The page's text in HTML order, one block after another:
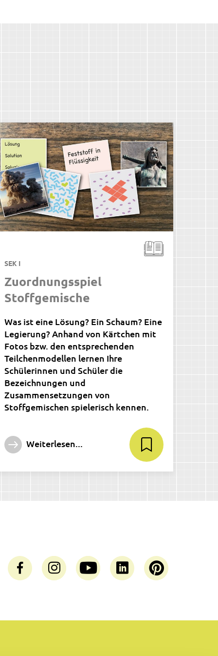
SEK I
Zuordnungsspiel
Stoffgemische
Was ist eine Lösung? Ein Schaum? Eine
Legierung? Anhand von Kärtchen mit
Fotos bzw. den entsprechenden
Teilchenmodellen lernen Ihre
Schülerinnen und Schüler die
Bezeichnungen und
Zusammensetzungen von
Stoffgemischen spielerisch kennen.
Weiterlesen...